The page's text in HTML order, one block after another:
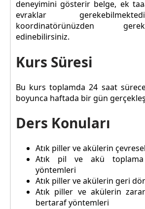
deneyimini gösterir belge, ek
evraklar
koordinatörünüzden
edinebilirsiniz.
Kurs Süresi
Bu kurs toplamda 24 saat
boyunca haftada bir gün
Ders Konuları
Atık piller ve akülerin
Atık pil ve akü
yöntemleri
Atık piller ve akülerin geri
Atık piller ve akülerin
bertaraf yöntemleri